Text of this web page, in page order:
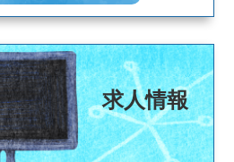
求人情報